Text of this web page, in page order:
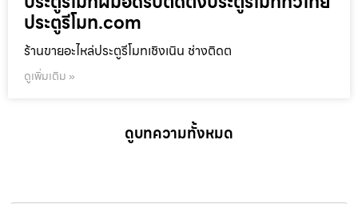
ประตูรีโมท.com
ร้านขายอะไหล่ประตูรีโมทเชิงเนิน ช่างติดต
ดูเพิ่มเติม »
ดูบทความทั้งหมด